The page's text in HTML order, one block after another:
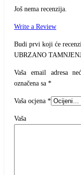
Još nema recenzija.
Write a Review
Budi prvi koji će
UBRZANO
Vaša email adresa
označena sa *
Vaša ocjena *
Vaša